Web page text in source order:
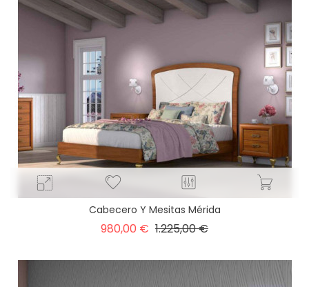
Cabecero Y Mesitas Mérida
980,00 € Precio
1.225,00 €Precio